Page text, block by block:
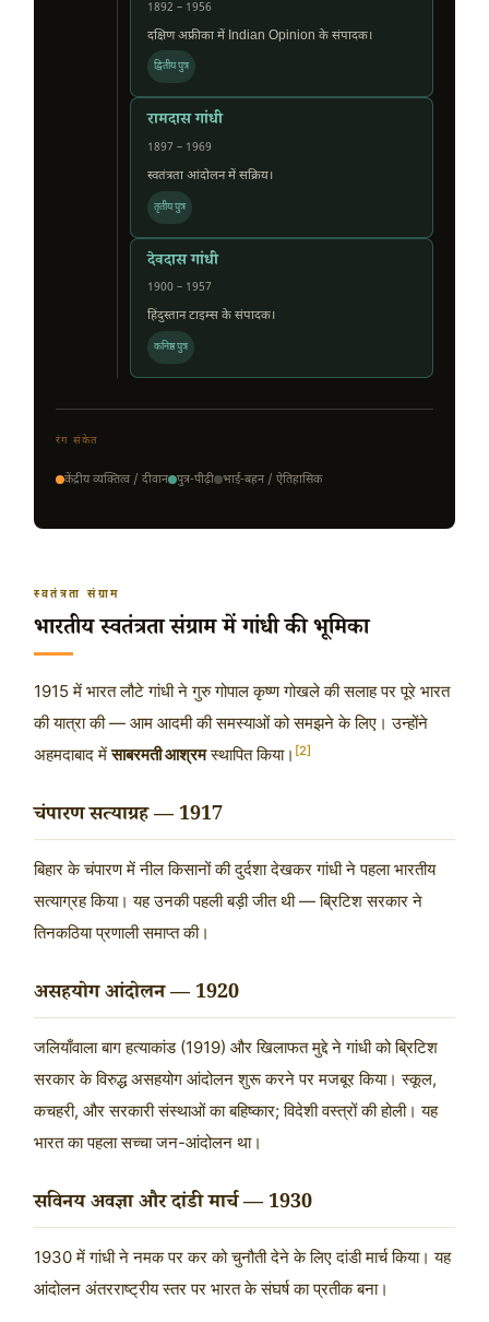
1892 – 1956
दक्षिण अफ्रीका में Indian Opinion के संपादक।
द्वितीय पुत्र
रामदास गांधी
1897 – 1969
स्वतंत्रता आंदोलन में सक्रिय।
तृतीय पुत्र
देवदास गांधी
1900 – 1957
हिंदुस्तान टाइम्स के संपादक।
कनिष्ठ पुत्र
रंग संकेत
केंद्रीय व्यक्तित्व / दीवान पुत्र-पीढ़ी भाई-बहन / ऐतिहासिक
स्वतंत्रता संग्राम
भारतीय स्वतंत्रता संग्राम में गांधी की भूमिका
1915 में भारत लौटे गांधी ने गुरु गोपाल कृष्ण गोखले की सलाह पर पूरे भारत
की यात्रा की — आम आदमी की समस्याओं को समझने के लिए। उन्होंने
अहमदाबाद मेंसाबरमती आश्रमस्थापित किया। [2]
चंपारण सत्याग्रह — 1917
बिहार के चंपारण में नील किसानों की दुर्दशा देखकर गांधी ने पहला भारतीय
सत्याग्रह किया। यह उनकी पहली बड़ी जीत थी — ब्रिटिश सरकार ने
तिनकठिया प्रणाली समाप्त की।
असहयोग आंदोलन — 1920
जलियाँवाला बाग हत्याकांड (1919) और खिलाफत मुद्दे ने गांधी को ब्रिटिश
सरकार के विरुद्ध असहयोग आंदोलन शुरू करने पर मजबूर किया। स्कूल,
कचहरी, और सरकारी संस्थाओं का बहिष्कार; विदेशी वस्त्रों की होली। यह
भारत का पहला सच्चा जन-आंदोलन था।
सविनय अवज्ञा और दांडी मार्च — 1930
1930 में गांधी ने नमक पर कर को चुनौती देने के लिए दांडी मार्च किया। यह
आंदोलन अंतरराष्ट्रीय स्तर पर भारत के संघर्ष का प्रतीक बना।